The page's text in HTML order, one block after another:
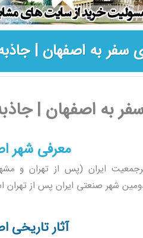
سفر به اصفهان |
به اصفهان |
معرفی شهر
ایران (پس از تهرانو
شهر صنعتی ایران پس از تهران
آثار تاریخی